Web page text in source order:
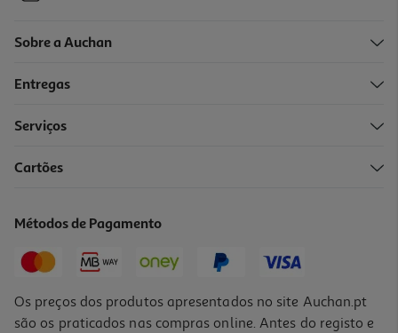
Sobre a Auchan
Entregas
Serviços
Cartões
Métodos de Pagamento
Os preços dos produtos apresentados no site Auchan.pt
são os praticados nas compras online. Antes do registo e